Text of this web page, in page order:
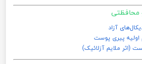
آزاد
پیری پوست
(اثر ملایم آزلائیک)